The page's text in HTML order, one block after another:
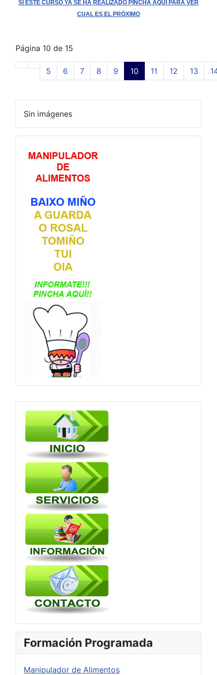
Formación Programada
Manipulador de Alimentos
SI ESTE CURSO YA SE HA REALIZADO PINCHA AQUÍ PARA VER
CUAL ES EL PRÓXIMO
Página 10 de 15
5 6 7 8 9 10 11 12 13
Sin imágenes